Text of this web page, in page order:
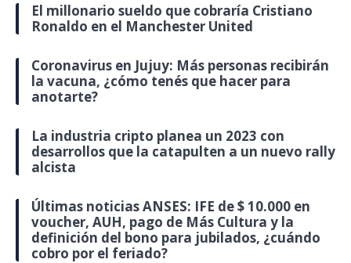
El millonario sueldo que cobraría Cristiano
Ronaldo en el Manchester United
Coronavirus en Jujuy: Más personas recibirán
la vacuna, ¿cómo tenés que hacer para
anotarte?
La industria cripto planea un 2023 con
desarrollos que la catapulten a un nuevo rally
alcista
Últimas noticias ANSES: IFE de $ 10.000 en
voucher, AUH, pago de Más Cultura y la
definición del bono para jubilados, ¿cuándo
cobro por el feriado?